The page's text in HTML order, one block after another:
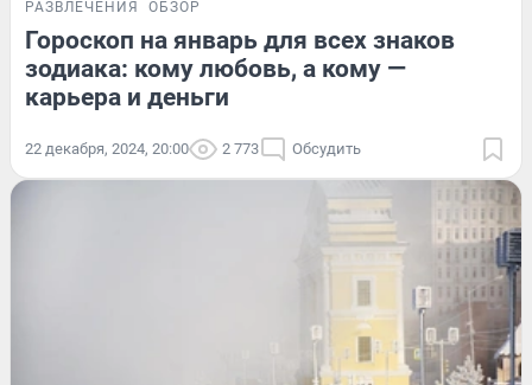
РАЗВЛЕЧЕНИЯ ОБЗОР
Гороскоп на январь для всех знаков
зодиака: кому любовь, а кому —
карьера и деньги
22 декабря, 2024, 20:00 2 773 Обсудить